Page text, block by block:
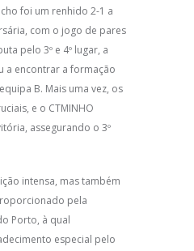
foi um renhido 2-1 a
com o jogo de pares
pelo 3º e 4º lugar, a
a encontrar a formação
B. Mais uma vez, os
e o CTMINHO
assegurando o 3º
intensa, mas também
pela
Porto, à qual
especial pelo